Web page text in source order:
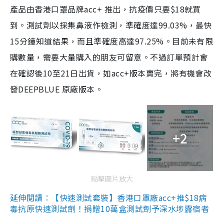
產品由香港口罩品牌acc+ 推出，抗疫價只要$18就買
到。測試劑以採集鼻液作檢測，準確度達99.03%，最快
15分鐘知道結果，而且準確度高達97.25%。目前未有限
購數量，需要大量購入的朋友可留意。不過訂單預計會
在確認後10至21日出貨，如acc+版本賣完，將有機會改
發DEEPBLUE 原廠版本。
+2
點擊圖片放大
延伸閱讀：【快速測試套裝】香港口罩廠acc+推$18病
毒抗原快速測試劑！捐贈10萬盒測試劑予深水埗露宿者